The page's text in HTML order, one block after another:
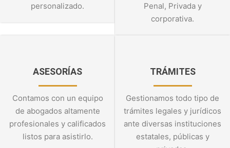
personalizado.
Penal, Privada y
corporativa.
ASESORÍAS
Contamos con un equipo
de abogados altamente
profesionales y calificados
listos para asistirlo.
TRÁMITES
Gestionamos todo tipo de
trámites legales y jurídicos
ante diversas instituciones
estatales, públicas y